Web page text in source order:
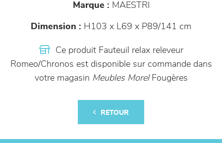
Marque : MAESTRI
Dimension : H103 x L69 x P89/141 cm
Ce produit Fauteuil relax releveur
Romeo/Chronos est disponible sur commande dans
votre magasin Meubles MorelFougères
RETOUR